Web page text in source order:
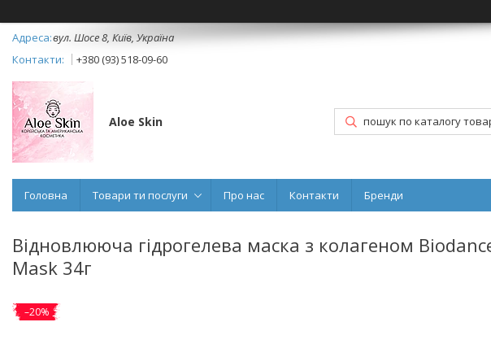
вул. Шосе 8, Київ, Україна
+380 (93) 518-09-60
Aloe Skin
Головна Товари ти послуги Про нас Контакти Бренди
Відновлююча гідрогелева маска з колагеном
Mask 34г
–20%